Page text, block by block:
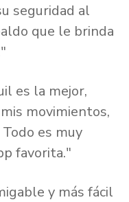
seguridad al
que le brinda
es la mejor,
movimientos,
es muy
favorita."
y más fácil